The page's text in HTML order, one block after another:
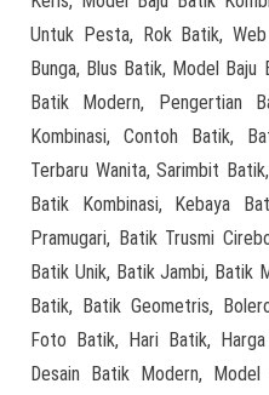
Untuk Pesta, Rok Batik,
Bunga, Blus Batik, Model Baju
Batik Modern, Pengertian
Kombinasi, Contoh Batik,
Terbaru Wanita, Sarimbit
Batik Kombinasi, Kebaya
Pramugari, Batik Trusmi
Batik Unik, Batik Jambi, Batik
Batik, Batik Geometris,
Foto Batik, Hari Batik,
Desain Batik Modern, Model